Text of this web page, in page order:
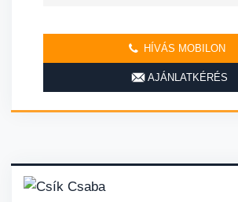
HÍVÁS MOBILON
AJÁNLATKÉRÉS